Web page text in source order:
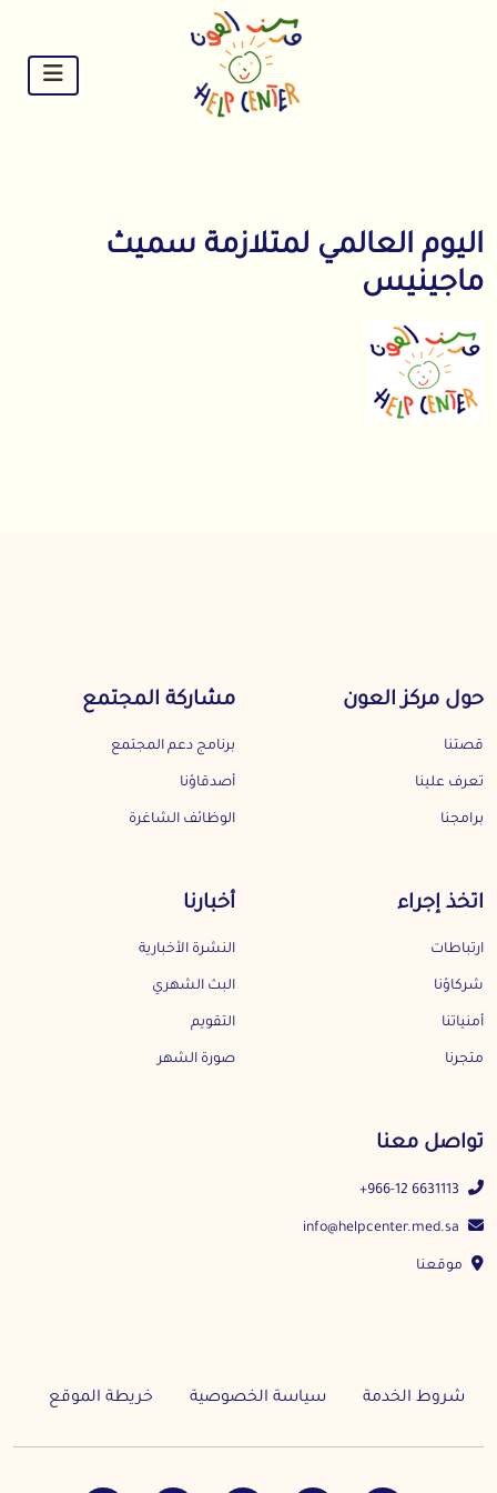
اليوم العالمي لمتلازمة سميث
ماجينيس
حول مركز العون
قصتنا
تعرف علينا
برامجنا
مشاركة المجتمع
برنامج دعم المجتمع
أصدقاؤنا
الوظائف الشاغرة
اتخذ إجراء
ارتباطات
شركاؤنا
أمنياتنا
متجرنا
أخبارنا
النشرة الأخبارية
البث الشهري
التقويم
صورة الشهر
تواصل معنا
+966-12 6631113
موقعنا
شروط الخدمة سياسة الخصوصية خريطة الموقع